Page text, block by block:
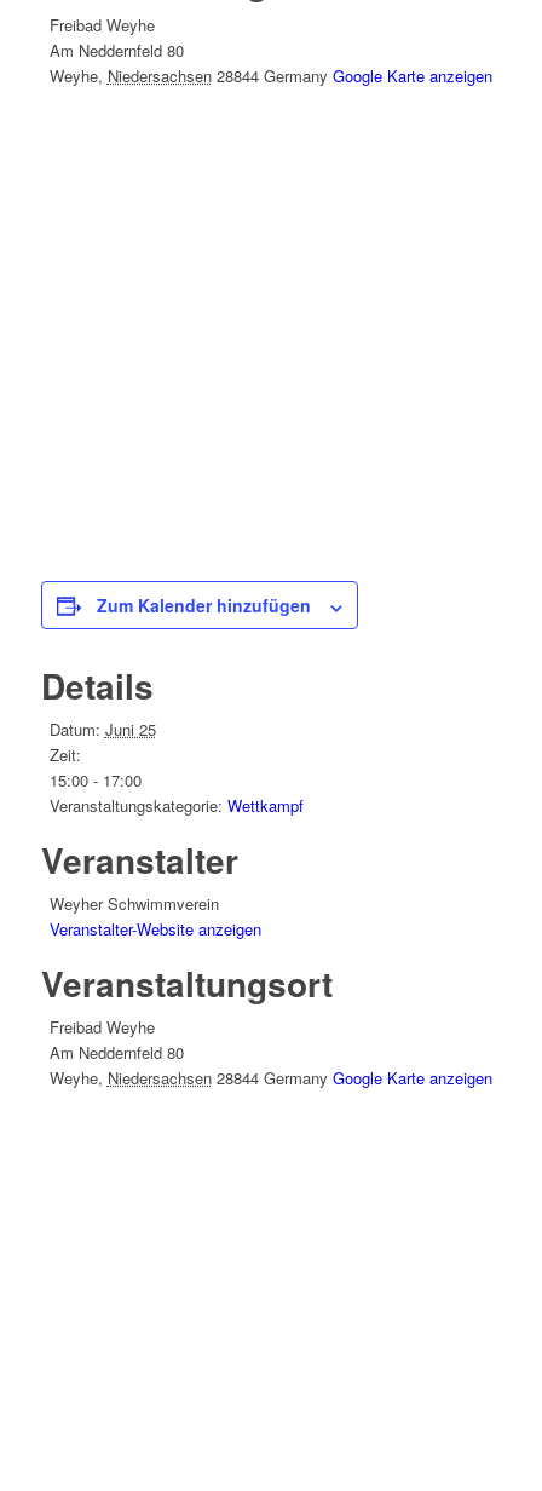
Freibad Weyhe
Am Neddernfeld 80
Weyhe, Niedersachsen 28844 Germany Google Karte anzeigen
Zum Kalender hinzufügen
Details
Datum: Juni 25
Zeit:
15:00 - 17:00
Veranstaltungskategorie: Wettkampf
Veranstalter
Weyher Schwimmverein
Veranstalter-Website anzeigen
Veranstaltungsort
Freibad Weyhe
Am Neddernfeld 80
Weyhe, Niedersachsen 28844 Germany Google Karte anzeigen